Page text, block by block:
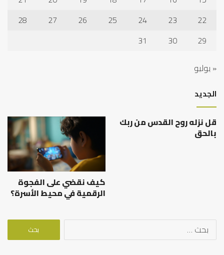
22
23
24
25
26
27
28
29
30
31
« يوليو
الجديد
قل نزله روح القدس من ربك
بالحق
كيف نقضي على الفجوة
الرقمية في محيط الأسرة؟
البحث